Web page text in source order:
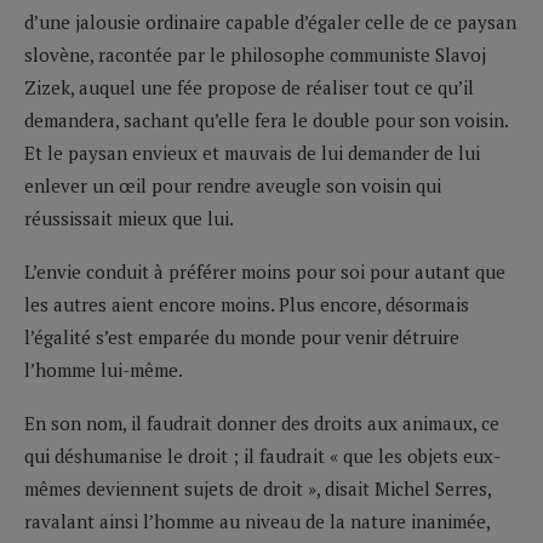
d’une jalousie ordinaire capable d’égaler celle de ce paysan
slovène, racontée par le philosophe communiste Slavoj
Zizek, auquel une fée propose de réaliser tout ce qu’il
demandera, sachant qu’elle fera le double pour son voisin.
Et le paysan envieux et mauvais de lui demander de lui
enlever un œil pour rendre aveugle son voisin qui
réussissait mieux que lui.
L’envie conduit à préférer moins pour soi pour autant que
les autres aient encore moins. Plus encore, désormais
l’égalité s’est emparée du monde pour venir détruire
l’homme lui-même.
En son nom, il faudrait donner des droits aux animaux, ce
qui déshumanise le droit ; il faudrait « que les objets eux-
mêmes deviennent sujets de droit », disait Michel Serres,
ravalant ainsi l’homme au niveau de la nature inanimée,